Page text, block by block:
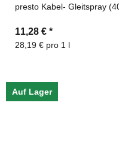
presto Kabel- Gleitspray
11,28 € *
28,19 € pro 1 l
Auf Lager